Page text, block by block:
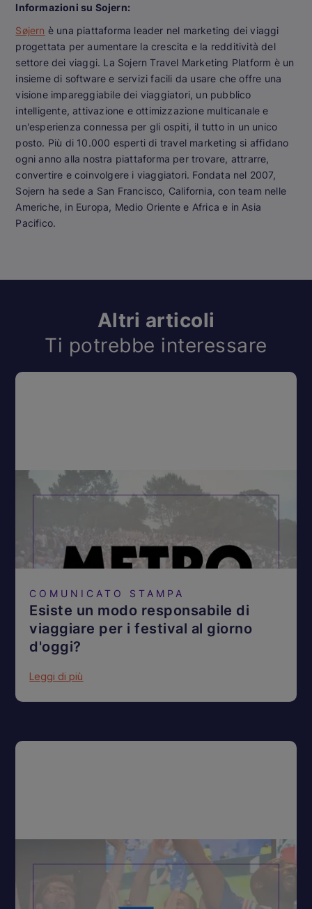
Informazioni su Sojern:
Søjern è una piattaforma leader nel marketing dei viaggi
progettata per aumentare la crescita e la redditività del
settore dei viaggi. La Sojern Travel Marketing Platform è un
insieme di software e servizi facili da usare che offre una
visione impareggiabile dei viaggiatori, un pubblico
intelligente, attivazione e ottimizzazione multicanale e
un'esperienza connessa per gli ospiti, il tutto in un unico
posto. Più di 10.000 esperti di travel marketing si affidano
ogni anno alla nostra piattaforma per trovare, attrarre,
convertire e coinvolgere i viaggiatori. Fondata nel 2007,
Sojern ha sede a San Francisco, California, con team nelle
Americhe, in Europa, Medio Oriente e Africa e in Asia
Pacifico.
Altri articoli
Ti potrebbe interessare
COMUNICATO STAMPA
Esiste un modo responsabile di
viaggiare per i festival al giorno
d'oggi?
Leggi di più